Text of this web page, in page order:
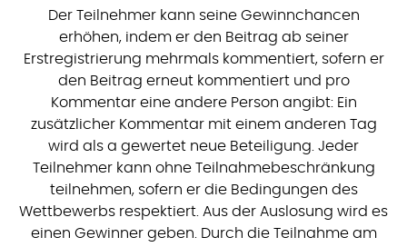
Der Teilnehmer kann seine Gewinnchancen
erhöhen, indem er den Beitrag ab seiner
Erstregistrierung mehrmals kommentiert, sofern er
den Beitrag erneut kommentiert und pro
Kommentar eine andere Person angibt: Ein
zusätzlicher Kommentar mit einem anderen Tag
wird als a gewertet neue Beteiligung. Jeder
Teilnehmer kann ohne Teilnahmebeschränkung
teilnehmen, sofern er die Bedingungen des
Wettbewerbs respektiert. Aus der Auslosung wird es
einen Gewinner geben. Durch die Teilnahme am